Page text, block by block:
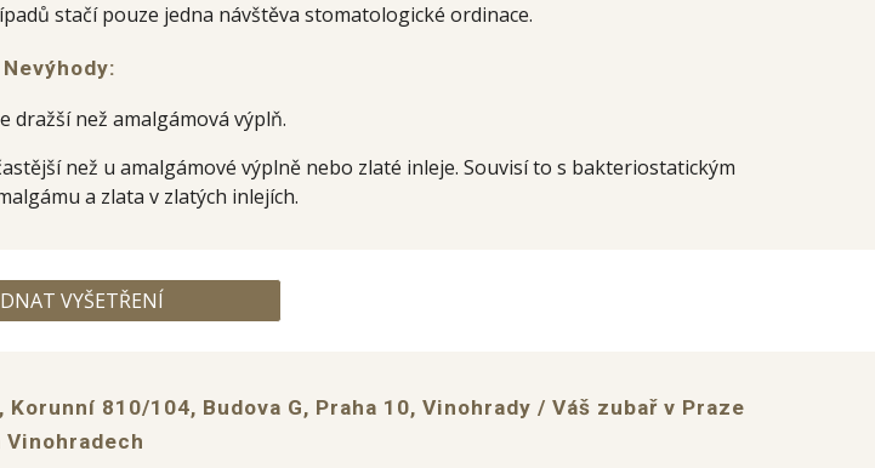
stačí pouze jedna návštěva stomatologické ordinace.
Nevýhody:
dražší než amalgámová výplň.
než u amalgámové výplně nebo zlaté inleje. Souvisí to s bakteriostatickým
a zlata v zlatých inlejích.
VYŠETŘENÍ
810/104, Budova G, Praha 10, Vinohrady / Váš zubař v Praze
Vinohradech